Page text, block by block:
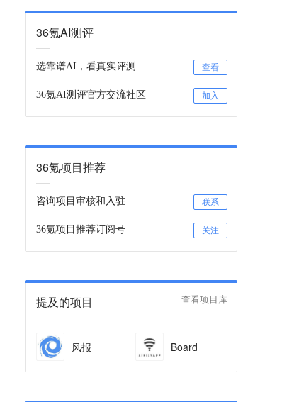
36氪AI测评
选靠谱AI，看真实评测 查看
36氪AI测评官方交流社区 加入
36氪项目推荐
咨询项目审核和入驻 联系
36氪项目推荐订阅号 关注
提及的项目 查看项目库
风报 Board